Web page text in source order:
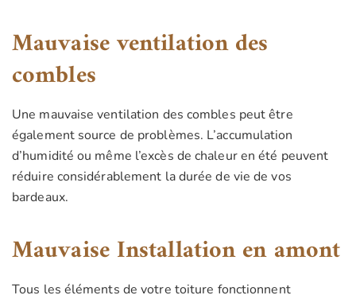
Mauvaise ventilation des
combles
Une mauvaise ventilation des combles peut être
également source de problèmes. L’accumulation
d’humidité ou même l’excès de chaleur en été peuvent
réduire considérablement la durée de vie de vos
bardeaux.
Mauvaise Installation en amont
Tous les éléments de votre toiture fonctionnent